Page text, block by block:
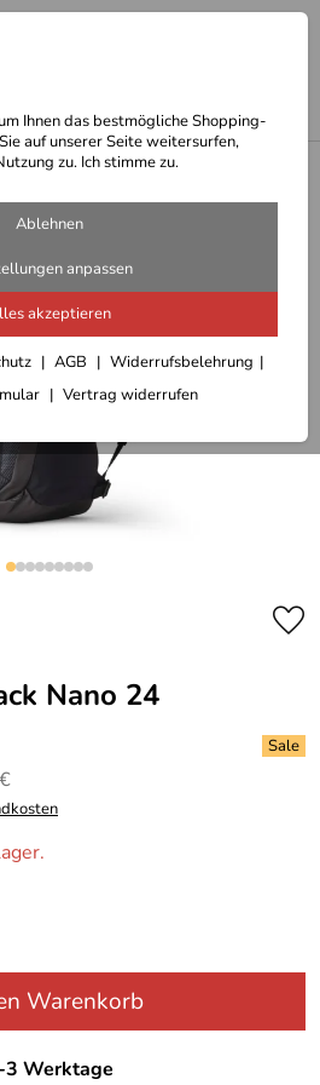
Ihnen das bestmögliche Shopping-
auf unserer Seite weitersurfen,
zu. Ich stimme zu.
Ablehnen
anpassen
akzeptieren
AGB
Widerrufsbelehrung
Vertrag widerrufen
Nano 24
Warenkorb
3 Werktage